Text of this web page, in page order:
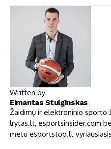
Written by
Eimantas Stulginskas
Žaidimų ir elektroninio sporto
lrytas.lt, esportsinsider.com
metu esportstop.lt